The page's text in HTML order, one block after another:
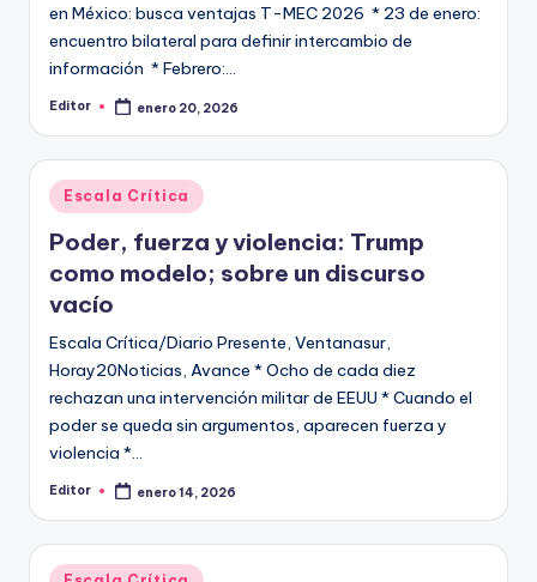
en México: busca ventajas T-MEC 2026 * 23 de enero:
encuentro bilateral para definir intercambio de
información * Febrero:…
Publicado
Editor enero 20, 2026
Publicado
en
Escala Crítica
Poder, fuerza y violencia: Trump
como modelo; sobre un discurso
vacío
Escala Crítica/Diario Presente, Ventanasur,
Horay20Noticias, Avance * Ocho de cada diez
rechazan una intervención militar de EEUU * Cuando el
poder se queda sin argumentos, aparecen fuerza y
violencia *…
Publicado
Editor enero 14, 2026
Publicado